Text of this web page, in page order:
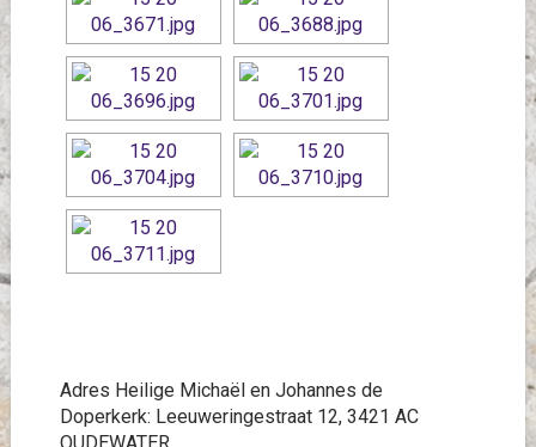
Adres Heilige Michaël en Johannes de
Doperkerk: Leeuweringestraat 12, 3421 AC